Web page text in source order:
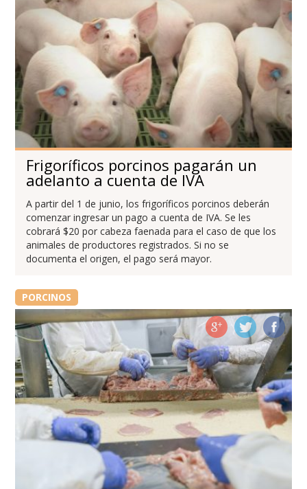
Frigoríficos porcinos pagarán un
adelanto a cuenta de IVA
A partir del 1 de junio, los frigoríficos porcinos deberán
comenzar ingresar un pago a cuenta de IVA. Se les
cobrará $20 por cabeza faenada para el caso de que los
animales de productores registrados. Si no se
documenta el origen, el pago será mayor.
PORCINOS